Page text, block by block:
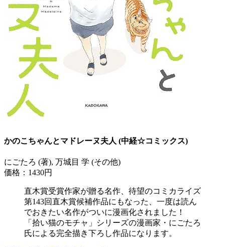
かのこちゃんとマドレーヌ夫人 (中経☆コミックス)
にごたろ (著), 万城目 学 (その他)
価格：1430円
直木賞受賞作家が贈る名作、待望のコミカライズ
第143回直木賞候補作品にもなった、一度は読ん
でおきたい名作がついに漫画化されました！
「拾い猫のモチャ」シリーズの漫画家・にごたろ
氏による完全描き下ろし作品になります。